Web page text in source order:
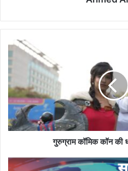
गुरुग्राम
कॉन
की
धमाकेदार
शुरुआत
गुरुग्राम कॉमिक कॉन की
रविवार,